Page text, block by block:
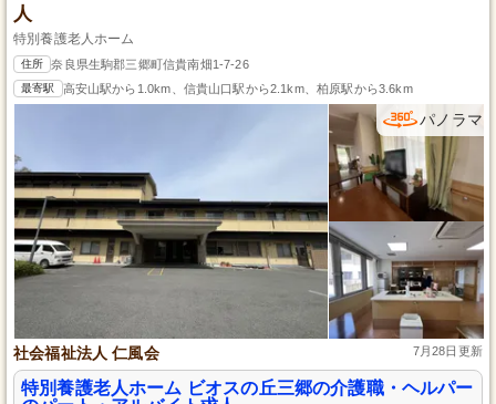
人
特別養護老人ホーム
住所 奈良県生駒郡三郷町信貴南畑1-7-26
最寄駅 高安山駅から1.0km、信貴山口駅から2.1km、柏原駅から3.6km
パノラマ
社会福祉法人 仁風会 7月28日更新
特別養護老人ホーム ビオスの丘三郷の介護職・ヘルパー